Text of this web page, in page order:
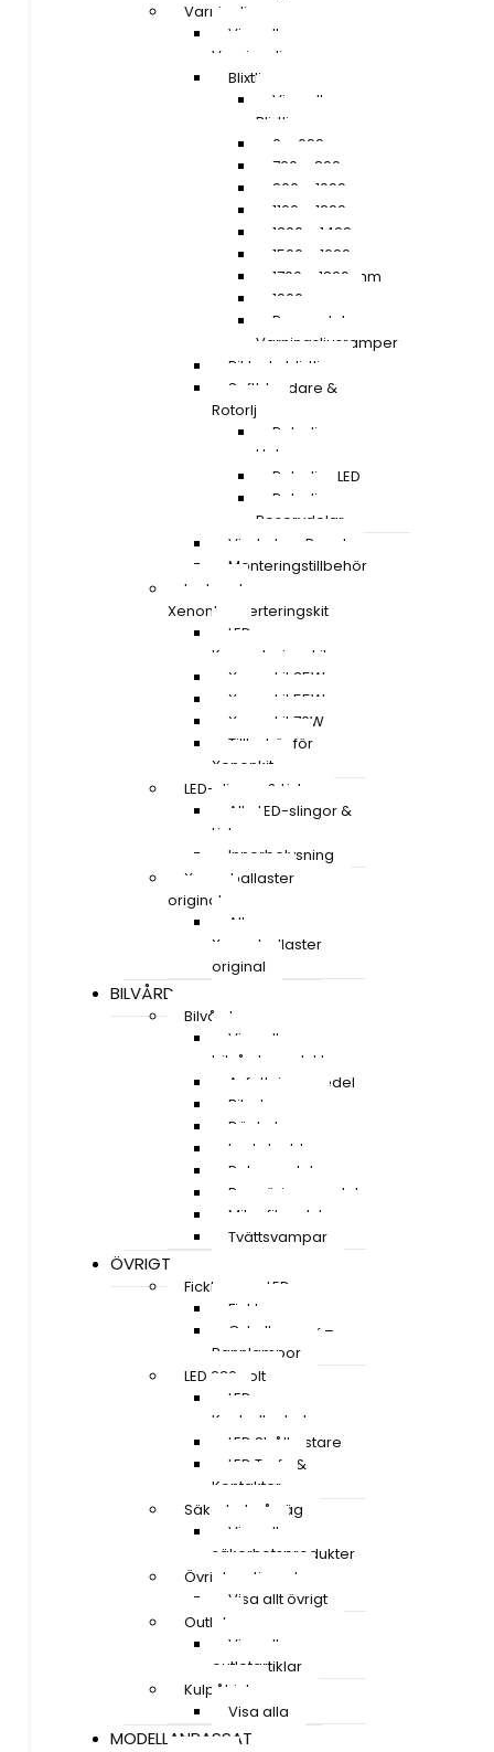
Varningljus
Visa alla
Varningsljus
Blixtljusramper
Visa alla
Blixtljusramper
0 – 699 mm
700 – 899 mm
900 – 1099 mm
1100 – 1299 mm
1300 – 1499 mm
1500 – 1699 mm
1700 – 1899 mm
1900 mm »
Reservdelar
Varningsljusramper
Riktade blixtljus
Saftblandare &
Rotorljus
Rotorljus
Halogen
Rotorljus LED
Rotorljus
Reservdelar
Vindruta – Panel
Monteringstillbehör
Led- och
Xenonkonverteringskit
LED
Konverteringskit
Xenonkit 35W
Xenonkit 55W
Xenonkit 70W
Tillbehör för
Xenonkit
LED-slingor & Lister
Alla LED-slingor &
Lister
Innerbelysning
Xenonballaster
original
Alla
Xenonballaster
original
BILVÅRD
Bilvård
Visa alla
bilvårdsprodukter
Avfettningsmedel
Bilschampo
Däckglans
Lackskydd
Polermedel
Rengöringsmedel
Mikrofiberdukar
Tvättsvampar
ÖVRIGT
Ficklampor LED
Ficklampor
Cykellampor –
Pannlampor
LED 230 volt
LED
Kontrollenheter
LED Strålkastare
LED Trafo &
Kontakter
Säkerhet på väg
Visa alla
säkerhetsprodukter
Övrigt sortiment
Visa allt övrigt
Outlet
Visa alla
outletartiklar
Kulpåhjul
Visa alla
MODELLANPASSAT